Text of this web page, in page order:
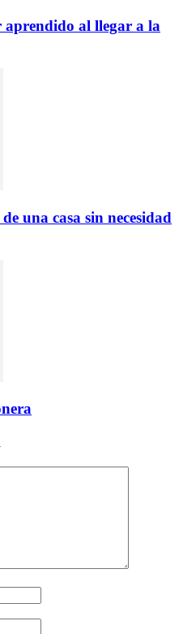
aprendido al llegar a la
una casa sin necesidad